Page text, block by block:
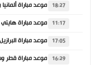
18:27
11:17
17:05
16:29